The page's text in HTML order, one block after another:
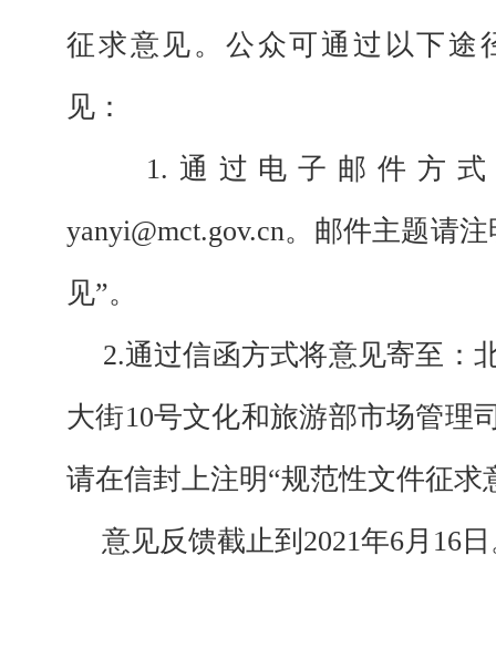
征求意见。公众可通过以下途
见：
1.通过电子邮件方
yanyi@mct.gov.cn。邮件主题请
见”。
2.通过信函方式将意见寄至：
大街10号文化和旅游部市场管理
请在信封上注明“规范性文件征求
意见反馈截止到 2021年6月16